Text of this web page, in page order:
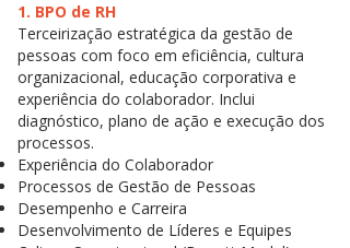
1. BPO de RH
Terceirização estratégica da gestão de
pessoas com foco em eficiência, cultura
organizacional, educação corporativa e
experiência do colaborador. Inclui
diagnóstico, plano de ação e execução dos
processos.
Experiência do Colaborador
Processos de Gestão de Pessoas
Desempenho e Carreira
Desenvolvimento de Líderes e Equipes